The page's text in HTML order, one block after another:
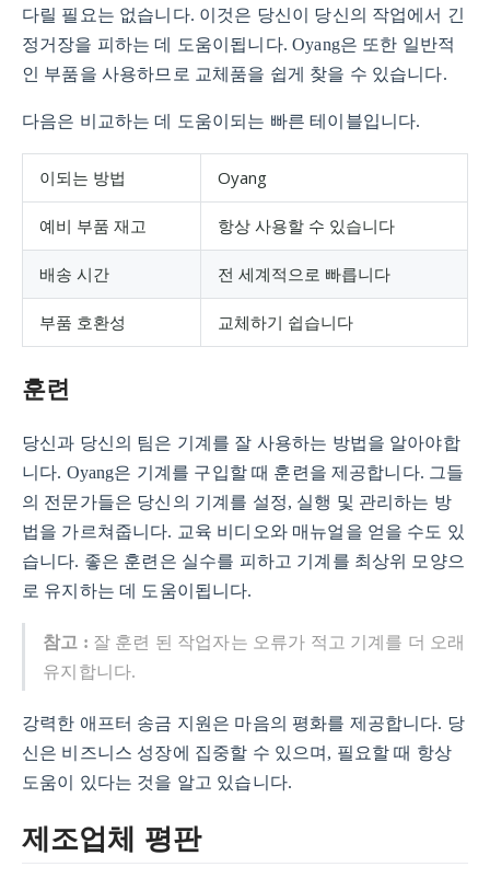
다릴 필요는 없습니다. 이것은 당신이 당신의 작업에서 긴
정거장을 피하는 데 도움이됩니다. Oyang은 또한 일반적
인 부품을 사용하므로 교체품을 쉽게 찾을 수 있습니다.
다음은 비교하는 데 도움이되는 빠른 테이블입니다.
이되는 방법 Oyang
예비 부품 재고 항상 사용할 수 있습니다
배송 시간 전 세계적으로 빠릅니다
부품 호환성 교체하기 쉽습니다
훈련
당신과 당신의 팀은 기계를 잘 사용하는 방법을 알아야합
니다. Oyang은 기계를 구입할 때 훈련을 제공합니다. 그들
의 전문가들은 당신의 기계를 설정, 실행 및 관리하는 방
법을 가르쳐줍니다. 교육 비디오와 매뉴얼을 얻을 수도 있
습니다. 좋은 훈련은 실수를 피하고 기계를 최상위 모양으
로 유지하는 데 도움이됩니다.
참고 : 잘 훈련 된 작업자는 오류가 적고 기계를 더 오래
유지합니다.
강력한 애프터 송금 지원은 마음의 평화를 제공합니다. 당
신은 비즈니스 성장에 집중할 수 있으며, 필요할 때 항상
도움이 있다는 것을 알고 있습니다.
제조업체 평판